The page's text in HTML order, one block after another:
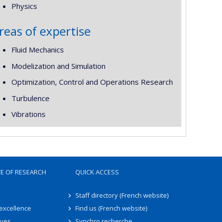
Physics
of expertise
Fluid Mechanics
Modelization and Simulation
Optimization, Control and Operations Research
Turbulence
Vibrations
OF RESEARCH QUICK ACCESS
Staff directory (French website)
Find us (French website)